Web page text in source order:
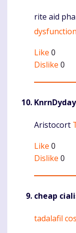
Komentaras
rite aid
Like 0
Dislike 0
KnrnDyday
Komentaras
Aristocort
Like 0
Dislike 0
cheap
Komentaras
tadalafil